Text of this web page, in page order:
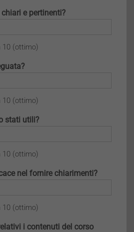
e pertinenti?
10 (ottimo)
10 (ottimo)
stati utili?
10 (ottimo)
nel fornire chiarimenti?
10 (ottimo)
i contenuti del corso